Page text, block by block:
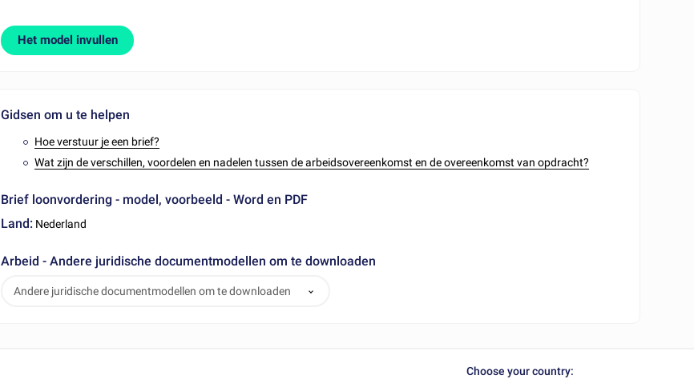
Het model invullen
Gidsen om u te helpen
Hoe verstuur je een brief?
Wat zijn de verschillen, voordelen en nadelen tussen de arbeidsovereenkomst en de overeenkomst van opdracht?
Brief loonvordering - model, voorbeeld - Word en PDF
Land: Nederland
Arbeid - Andere juridische documentmodellen om te downloaden
Andere juridische documentmodellen om te downloaden
Choose your country: